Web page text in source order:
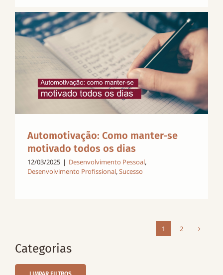
Automotivação: Como manter-se
motivado todos os dias
12/03/2025 | Desenvolvimento Pessoal,
Desenvolvimento Profissional,Sucesso
1 2
Categorias